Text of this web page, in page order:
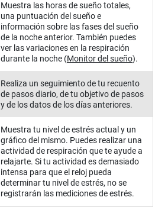
Muestra las horas de sueño totales,
una puntuación del sueño e
información sobre las fases del sueño
de la noche anterior. También puedes
ver las variaciones en la respiración
durante la noche (Monitor del sueño).
Realiza un seguimiento de tu recuento
de pasos diario, de tu objetivo de pasos
y de los datos de los días anteriores.
Muestra tu nivel de estrés actual y un
gráfico del mismo. Puedes realizar una
actividad de respiración que te ayude a
relajarte. Si tu actividad es demasiado
intensa para que el reloj pueda
determinar tu nivel de estrés, no se
registrarán las mediciones de estrés.